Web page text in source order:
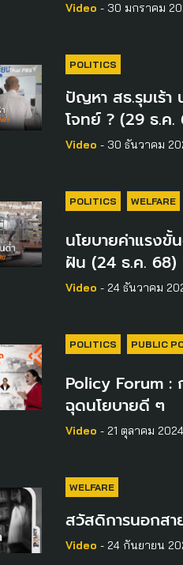
Video - 30 มกราคม
POLITICS
ปัญหา สธ.รุมเร้า
โจทย์ ? (29 ธ.ค.
Video - 30 ธันวาคม
POLITICS WELFARE
นโยบายค่าแรงขั้
ฝัน (24 ธ.ค. 68)
Video - 24 ธันวาคม
POLITICS PUBLIC
Policy Forum :
ฉุดนโยบายดี ๆ
Video - 21 ตุลาคม 2024
WELFARE
สวัสดิการนอกสา
Video - 24 กันยายน